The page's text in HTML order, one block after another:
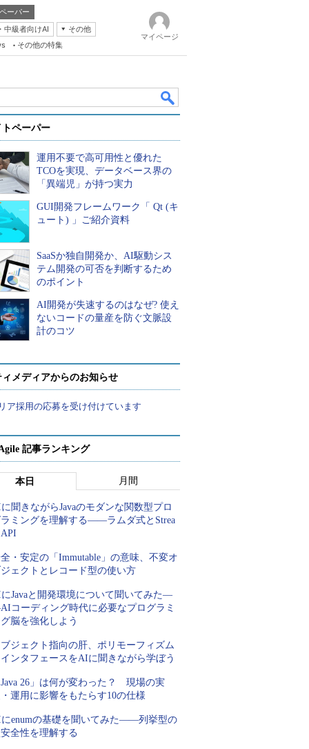
ーパー
中級者向けAI
その他
その他の特集
マイページ
ペーパー
運用不要で高可用性と優れた
TCOを実現、データベース界の
「異端児」が持つ実力
GUI開発フレームワーク「 Qt (キ
ュート) 」ご紹介資料
SaaSか独自開発か、AI駆動シス
テム開発の可否を判断するため
のポイント
AI開発が失速するのはなぜ? 使え
ないコードの量産を防ぐ文脈設
計のコツ
メディアからのお知らせ
ア採用の応募を受け付けています
記事ランキング
本日 月間
聞きながらJavaのモダンな関数型プロ
ミングを理解する――ラムダ式とStrea
・安定の「Immutable」の意味、不変オ
ェクトとレコード型の使い方
Javaと開発環境について聞いてみた―
コーディング時代に必要なプログラミ
脳を強化しよう
ジェクト指向の肝、ポリモーフィズム
ンタフェースをAIに聞きながら学ぼう
26」は何が変わった？ 現場の実
運用に影響をもたらす10の仕様
enumの基礎を聞いてみた――列挙型の
全性を理解する